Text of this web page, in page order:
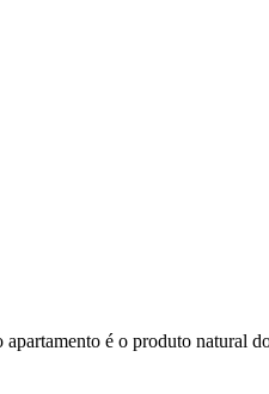
é o produto natural